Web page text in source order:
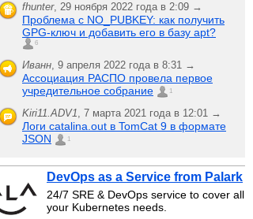
fhunter, 29 ноября 2022 года в 2:09 →
Проблема с NO_PUBKEY: как получить
GPG-ключ и добавить его в базу apt?
6
Иванн, 9 апреля 2022 года в 8:31 →
Ассоциация РАСПО провела первое
учредительное собрание
1
Kiri11.ADV1, 7 марта 2021 года в 12:01 →
Логи catalina.out в TomCat 9 в формате
JSON
1
DevOps as a Service from Palark
24/7 SRE & DevOps service to cover all
your Kubernetes needs.